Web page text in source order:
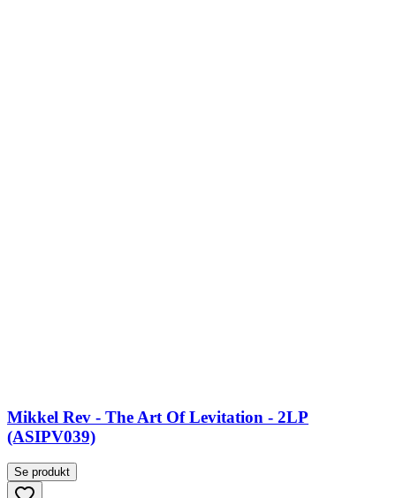
Mikkel Rev - The Art Of Levitation - 2LP
(ASIPV039)
Se produkt